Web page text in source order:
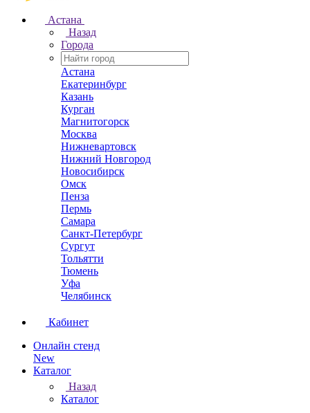
Астана
Назад
Города
Астана
Екатеринбург
Казань
Курган
Магнитогорск
Москва
Нижневартовск
Нижний Новгород
Новосибирск
Омск
Пенза
Пермь
Самара
Санкт-Петербург
Сургут
Тольятти
Тюмень
Уфа
Челябинск
Кабинет
Онлайн стенд
New
Каталог
Назад
Каталог